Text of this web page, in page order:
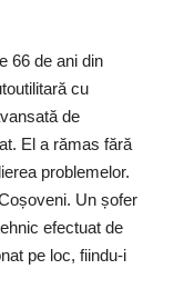
66 de ani din
cu
de
El a rămas fără
problemelor.
Un șofer
efectuat de
pe loc, fiindu-i